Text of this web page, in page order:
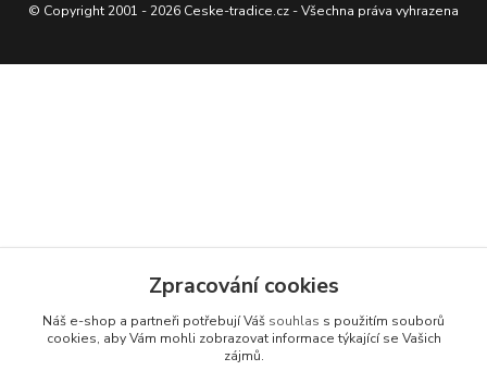
© Copyright 2001 - 2026 Ceske-tradice.cz - Všechna práva vyhrazena
Zpracování cookies
Náš e-shop a partneři potřebují Váš souhlas s použitím souborů
cookies, aby Vám mohli zobrazovat informace týkající se Vašich
zájmů.